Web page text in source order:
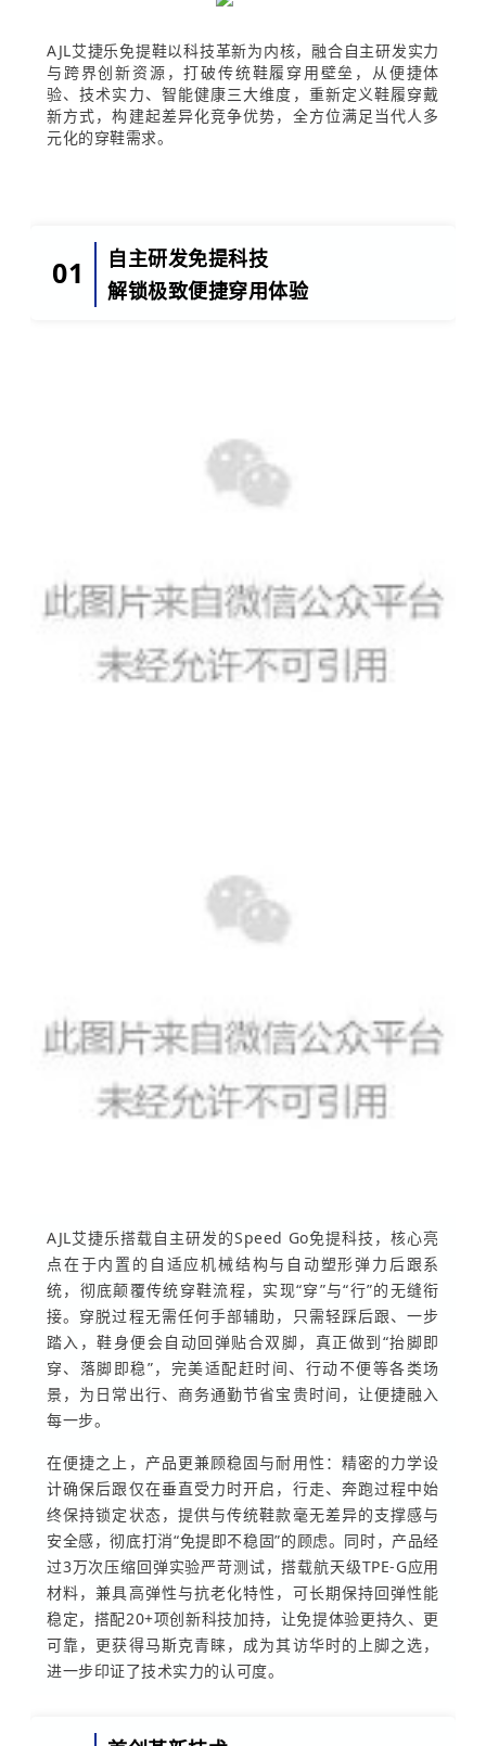
AJL艾捷乐免提鞋以科技革新为内核，融合自主研发实力
与跨界创新资源，打破传统鞋履穿用壁垒，从便捷体
验、技术实力、智能健康三大维度，重新定义鞋履穿戴
新方式，构建起差异化竞争优势，全方位满足当代人多
元化的穿鞋需求。
01
自主研发免提科技
解锁极致便捷穿用体验
AJL艾捷乐搭载自主研发的Speed Go免提科技，核心亮
点在于内置的自适应机械结构与自动塑形弹力后跟系
统，彻底颠覆传统穿鞋流程，实现“穿”与“行”的无缝衔
接。穿脱过程无需任何手部辅助，只需轻踩后跟、一步
踏入，鞋身便会自动回弹贴合双脚，真正做到“抬脚即
穿、落脚即稳”，完美适配赶时间、行动不便等各类场
景，为日常出行、商务通勤节省宝贵时间，让便捷融入
每一步。
在便捷之上，产品更兼顾稳固与耐用性：精密的力学设
计确保后跟仅在垂直受力时开启，行走、奔跑过程中始
终保持锁定状态，提供与传统鞋款毫无差异的支撑感与
安全感，彻底打消“免提即不稳固”的顾虑。同时，产品经
过3万次压缩回弹实验严苛测试，搭载航天级TPE-G应用
材料，兼具高弹性与抗老化特性，可长期保持回弹性能
稳定，搭配20+项创新科技加持，让免提体验更持久、更
可靠，更获得马斯克青睐，成为其访华时的上脚之选，
进一步印证了技术实力的认可度。